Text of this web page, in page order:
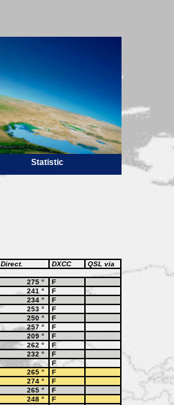
Statistic
Direct. DXCC QSL via
275 °
F
241 °
F
234 °
F
253 °
F
250 °
F
257 °
F
209 °
F
262 °
F
232 °
F
F
265 °
F
274 °
F
265 °
F
248 °
F